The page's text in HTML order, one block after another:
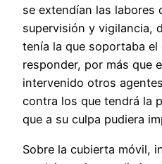
se extendían las labores
supervisión y vigilancia,
tenía la que soportaba
responder, por más que
intervenido otros
contra los que tendrá la
que a su culpa pudiera
Sobre la cubierta móvil,